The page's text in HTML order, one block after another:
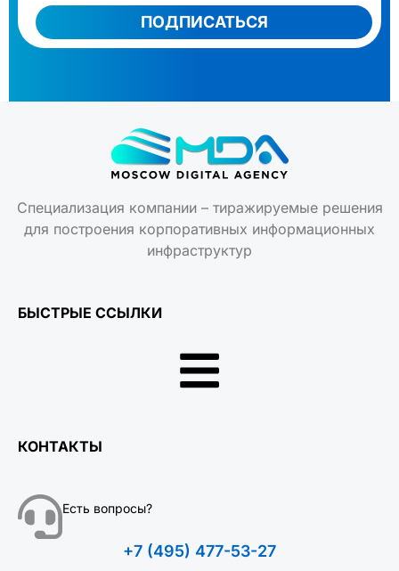
ПОДПИСАТЬСЯ
Специализация компании – тиражируемые решения
для построения корпоративных информационных
инфраструктур
БЫСТРЫЕ ССЫЛКИ
КОНТАКТЫ
Есть вопросы?
+7 (495) 477-53-27